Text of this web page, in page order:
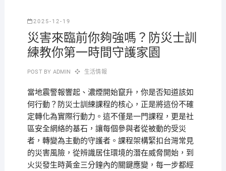
2025-12-19
災害來臨前你夠強嗎？防災士訓
練教你第一時間守護家園
POST BY ADMIN 生活情報
當地震警報響起、濃煙開始竄升，你是否知道該如
何行動？防災士訓練課程的核心，正是將這份不確
定轉化為實際行動力。這不僅是一門課程，更是社
區安全網絡的基石，讓每個參與者從被動的受災
者，轉變為主動的守護者。課程架構緊扣台灣常見
的災害風險，從辨識居住環境的潛在威脅開始，到
火災發生時黃金三分鐘內的關鍵應變，每一步都經